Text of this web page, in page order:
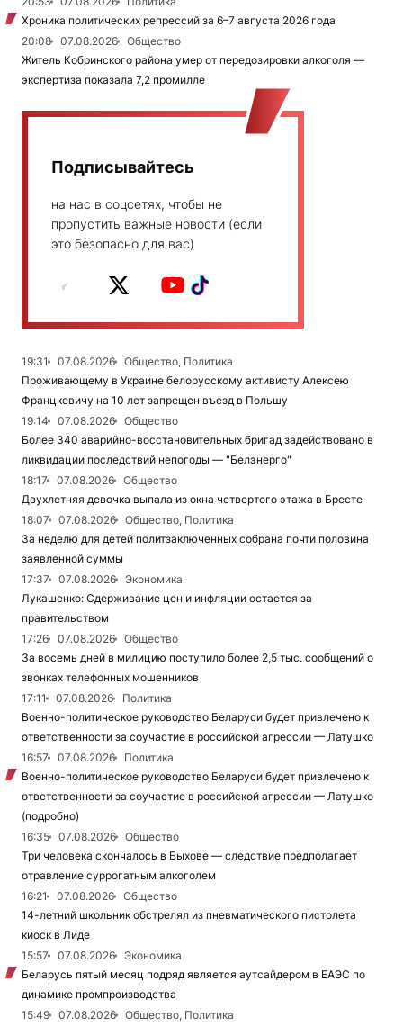
Хроника политических репрессий за 6–7 августа 2026 года
20:08
07.08.2026
Общество
Житель Кобринского района умер от передозировки алкоголя —
экспертиза показала 7,2 промилле
Подписывайтесь
на нас в соцсетях, чтобы не
пропустить важные новости (если
это безопасно для вас)
19:31 07.08.2026
Общество, Политика
Проживающему в Украине белорусскому активисту Алексею
Францкевичу на 10 лет запрещен въезд в Польшу
19:14
07.08.2026
Общество
Более 340 аварийно-восстановительных бригад задействовано в
ликвидации последствий непогоды — "Белэнерго"
18:17
07.08.2026
Общество
Двухлетняя девочка выпала из окна четвертого этажа в Бресте
18:07
07.08.2026
Общество, Политика
За неделю для детей политзаключенных собрана почти половина
заявленной суммы
17:37
07.08.2026
Экономика
Лукашенко: Сдерживание цен и инфляции остается за
правительством
17:26
07.08.2026
Общество
За восемь дней в милицию поступило более 2,5 тыс. сообщений о
звонках телефонных мошенников
17:11
07.08.2026
Политика
Военно-политическое руководство Беларуси будет привлечено к
ответственности за соучастие в российской агрессии — Латушко
16:57
07.08.2026
Политика
Военно-политическое руководство Беларуси будет привлечено к
ответственности за соучастие в российской агрессии — Латушко
(подробно)
16:35
07.08.2026
Общество
Три человека скончалось в Быхове — следствие предполагает
отравление суррогатным алкоголем
16:21
07.08.2026
Общество
14-летний школьник обстрелял из пневматического пистолета
киоск в Лиде
15:57
07.08.2026
Экономика
Беларусь пятый месяц подряд является аутсайдером в ЕАЭС по
динамике промпроизводства
15:49
07.08.2026
Общество, Политика